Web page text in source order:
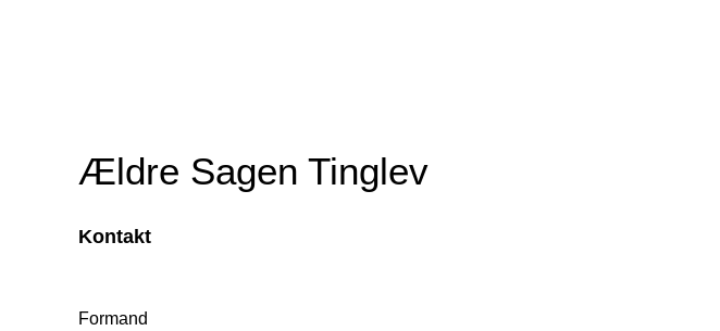
Ældre Sagen Tinglev
Kontakt
Formand